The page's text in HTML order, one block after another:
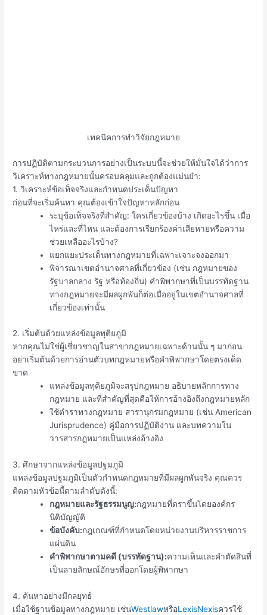
เทคนิคการทำวิจัยกฎหมาย
การปฏิบัติตามกระบวนการอย่างเป็นระบบนี้จะช่วยให้มั่นใจได้ว่าการ
วิเคราะห์ทางกฎหมายนั้นครอบคลุมและถูกต้องแม่นยำ:
1. วิเคราะห์ข้อเท็จจริงและกำหนดประเด็นปัญหา
ก่อนที่จะเริ่มค้นหา คุณต้องเข้าใจปัญหาหลักก่อน
ระบุข้อเท็จจริงที่สำคัญ: ใครเกี่ยวข้องบ้าง เกิดอะไรขึ้น เมื่อ
ไหร่และที่ไหน และต้องการเรียกร้องค่าเสียหายหรือความ
ช่วยเหลืออะไรบ้าง?
แยกแยะประเด็นทางกฎหมายที่เฉพาะเจาะจงออกมา
พิจารณาเขตอำนาจศาลที่เกี่ยวข้อง (เช่น กฎหมายของ
รัฐบาลกลาง รัฐ หรือท้องถิ่น) คำพิพากษาที่เป็นบรรทัดฐาน
ทางกฎหมายจะมีผลผูกพันก็ต่อเมื่ออยู่ในเขตอำนาจศาลที่
เกี่ยวข้องเท่านั้น
2. เริ่มต้นด้วยแหล่งข้อมูลทุติยภูมิ
หากคุณไม่ใช่ผู้เชี่ยวชาญในสาขากฎหมายเฉพาะด้านนั้น ๆ มาก่อน
อย่าเริ่มต้นด้วยการอ่านตัวบทกฎหมายหรือคำพิพากษาโดยตรงเด็ด
ขาด
แหล่งข้อมูลทุติยภูมิจะสรุปกฎหมาย อธิบายหลักการทาง
กฎหมาย และที่สำคัญที่สุดคือให้การอ้างอิงถึงกฎหมายหลัก
ใช้ตำราทางกฎหมาย สารานุกรมกฎหมาย (เช่น American
Jurisprudence) คู่มือการปฏิบัติงาน และบทความใน
วารสารกฎหมายเป็นแหล่งอ้างอิง
3. ศึกษาจากแหล่งข้อมูลปฐมภูมิ
แหล่งข้อมูลปฐมภูมิเป็นตัวกำหนดกฎหมายที่มีผลผูกพันจริง คุณควร
ติดตามหัวข้อนี้ตามลำดับดังนี้:
กฎหมายและรัฐธรรมนูญ:กฎหมายที่ตราขึ้นโดยองค์กร
นิติบัญญัติ
ข้อบังคับ:กฎเกณฑ์ที่กำหนดโดยหน่วยงานบริหารราชการ
แผ่นดิน
คำพิพากษาตามคดี (บรรทัดฐาน):ความเห็นและคำตัดสินที่
เป็นลายลักษณ์อักษรที่ออกโดยผู้พิพากษา
4. ค้นหาอย่างมีกลยุทธ์
เมื่อใช้ฐานข้อมูลทางกฎหมาย เช่นWestlawหรือLexisNexisควรใช้